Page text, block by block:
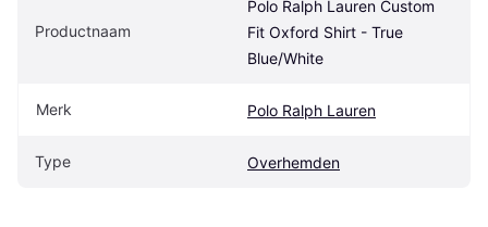
Productnaam
Polo Ralph Lauren Custom
Fit Oxford Shirt - True
Blue/White
Merk Polo Ralph Lauren
Type Overhemden